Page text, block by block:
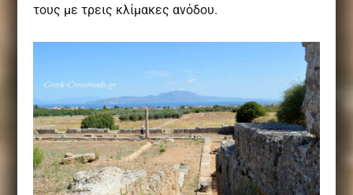
τους με τρεις κλίμακες ανόδου.